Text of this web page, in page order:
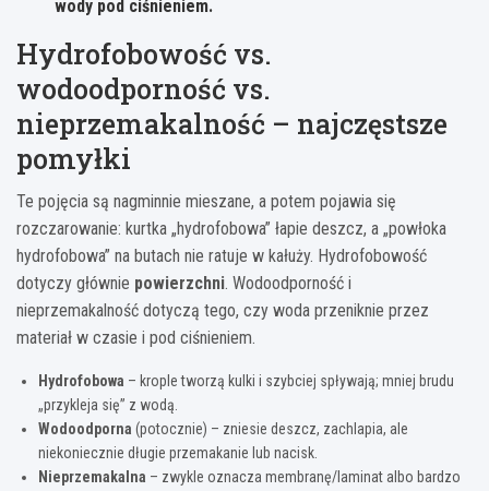
wody pod ciśnieniem.
Hydrofobowość vs.
wodoodporność vs.
nieprzemakalność – najczęstsze
pomyłki
Te pojęcia są nagminnie mieszane, a potem pojawia się
rozczarowanie: kurtka „hydrofobowa” łapie deszcz, a „powłoka
hydrofobowa” na butach nie ratuje w kałuży. Hydrofobowość
dotyczy głównie powierzchni. Wodoodporność i
nieprzemakalność dotyczą tego, czy woda przeniknie przez
materiał w czasie i pod ciśnieniem.
Hydrofobowa – krople tworzą kulki i szybciej spływają; mniej brudu
„przykleja się” z wodą.
Wodoodporna (potocznie) – zniesie deszcz, zachlapia, ale
niekoniecznie długie przemakanie lub nacisk.
Nieprzemakalna – zwykle oznacza membranę/laminat albo bardzo